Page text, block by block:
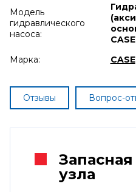
Модель
гидравлического
насоса:
Марка:
CASE
Отзывы Вопрос-
узла